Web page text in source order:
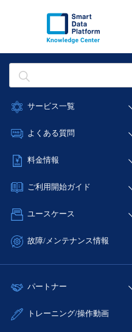
サービス一覧
データ利活用
ネットワーク
IoT
サポート
管理機能
よくある質問
データ利活用
ネットワーク
IoT
サポート
管理機能
すべてのメニューを見る
料金情報
料金シミュレーター
クラウド/サーバー
ネットワーク
サポート
すべてのメニューを見る
ご利用開始ガイド
■ 管理機能
- 初期設定・確認
- ユーザー機能の管理
ユースケース
- バックアップ
- IoT
故障/メンテナンス情報
サービス稼働状況
故障/メンテナンス履歴
定期メンテナンス
パートナー
販売パートナー向けプログラム
トレーニング/操作動画